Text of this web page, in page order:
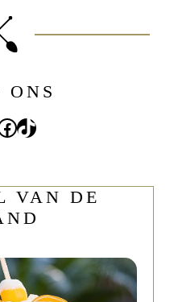
ONS
TikTok
VAN DE